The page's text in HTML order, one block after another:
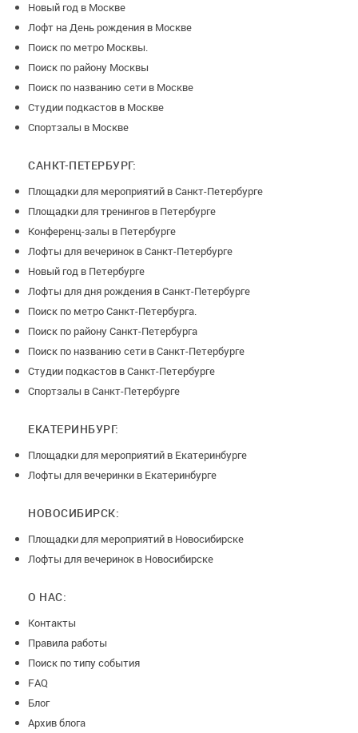
Новый год в Москве
Лофт на День рождения в Москве
Поиск по метро Москвы.
Поиск по району Москвы
Поиск по названию сети в Москве
Студии подкастов в Москве
Спортзалы в Москве
САНКТ-ПЕТЕРБУРГ:
Площадки для мероприятий в Санкт-Петербурге
Площадки для тренингов в Петербурге
Конференц-залы в Петербурге
Лофты для вечеринок в Санкт-Петербурге
Новый год в Петербурге
Лофты для дня рождения в Санкт-Петербурге
Поиск по метро Санкт-Петербурга.
Поиск по району Санкт-Петербурга
Поиск по названию сети в Санкт-Петербурге
Студии подкастов в Санкт-Петербурге
Спортзалы в Санкт-Петербурге
ЕКАТЕРИНБУРГ:
Площадки для мероприятий в Екатеринбурге
Лофты для вечеринки в Екатеринбурге
НОВОСИБИРСК:
Площадки для мероприятий в Новосибирске
Лофты для вечеринок в Новосибирске
О НАС:
Контакты
Правила работы
Поиск по типу события
FAQ
Блог
Архив блога